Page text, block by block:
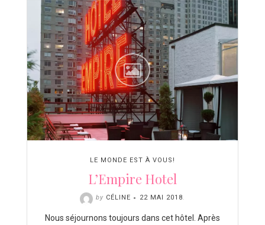
LE MONDE EST À VOUS!
L’Empire Hotel
by CÉLINE 22 MAI 2018.
Nous séjournons toujours dans cet hôtel. Après